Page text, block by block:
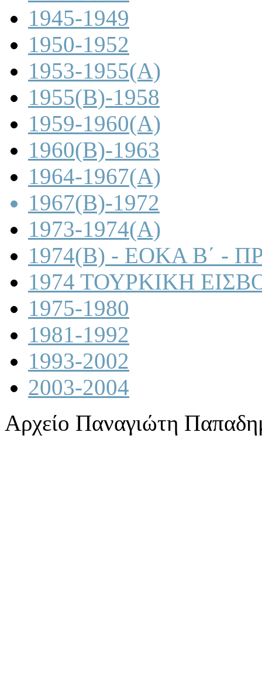
1945-1949
1950-1952
1953-1955(A)
1955(B)-1958
1959-1960(A)
1960(B)-1963
1964-1967(A)
1967(B)-1972
1973-1974(A)
1974(B) - ΕΟΚΑ Β΄ -
1974 ΤΟΥΡΚΙΚΗ
1975-1980
1981-1992
1993-2002
2003-2004
Αρχείο Παναγιώτη